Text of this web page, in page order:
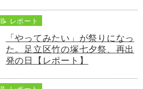
📝 レポート
「やってみたい」が祭りになっ
た。足立区竹の塚七夕祭、再出
発の日【レポート】